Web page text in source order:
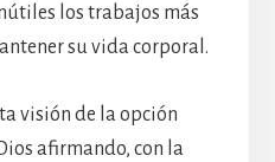
los trabajos más
su vida corporal.
visión de la opción
afirmando, con la